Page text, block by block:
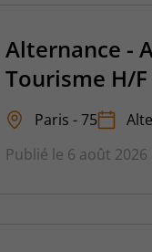
Alternance -
Tourisme H/F
Paris - 75
Publié le 6 août 2026